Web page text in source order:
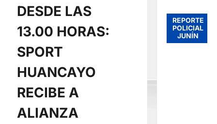
DESDE LAS
13.00 HORAS:
SPORT
HUANCAYO
RECIBE A
ALIANZA
REPORTE
POLICIAL
JUNÍN